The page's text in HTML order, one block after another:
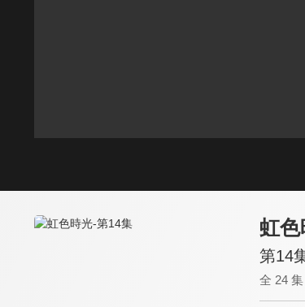
虹
第14
全 24 集